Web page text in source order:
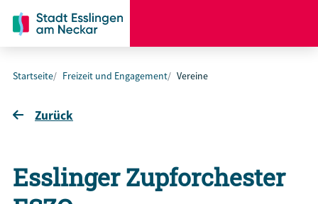
Startseite Freizeit und Engagement Vereine
Zurück
Esslinger Zupforchester